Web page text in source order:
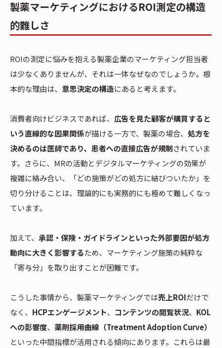
製薬マーケティングにおけるROI測定の構造
的難しさ
ROIの測定に悩みを抱える製薬企業のマーケティング担当者
は少なくありませんが、それは一体なぜなのでしょうか。根
本的な理由は、 意思決定の構造にあると考えます。
消費者向けビジネスであれば、 広告を見た顧客が購買すると
いう直線的な因果関係が描ける一方で、製薬の場合、 処方を
決めるのは医師であり、患者への直接広告が規制されていま
す。さらに、MRの活動とデジタルマーケティングの効果が
複雑に絡み合い、「どの施策がどの処方に結びついたか」を
切り分けることは、理論的にも実務的にも極めて難しくなっ
ています。
加えて、 承認・保険・ガイドラインといった外部要因が処方
動向に大きく影響するため、マーケティング施策の純粋な
「寄与分」を取り出すことが困難です。
こうした事情から、製薬マーケティングでは売上ROIだけで
なく、 HCPエンゲージメント、 コンテンツの閲覧状況、 KOL
への影響度、 薬剤採用曲線（Treatment Adoption Curve）
といった中間指標が活用される傾向にあります。これらは最